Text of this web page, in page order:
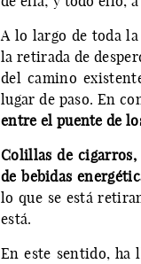
A lo largo de toda
la retirada de
del camino
lugar de paso. En
entre el puente de
Colillas de cigarros,
de bebidas
lo que se está
está.
En este sentido, ha